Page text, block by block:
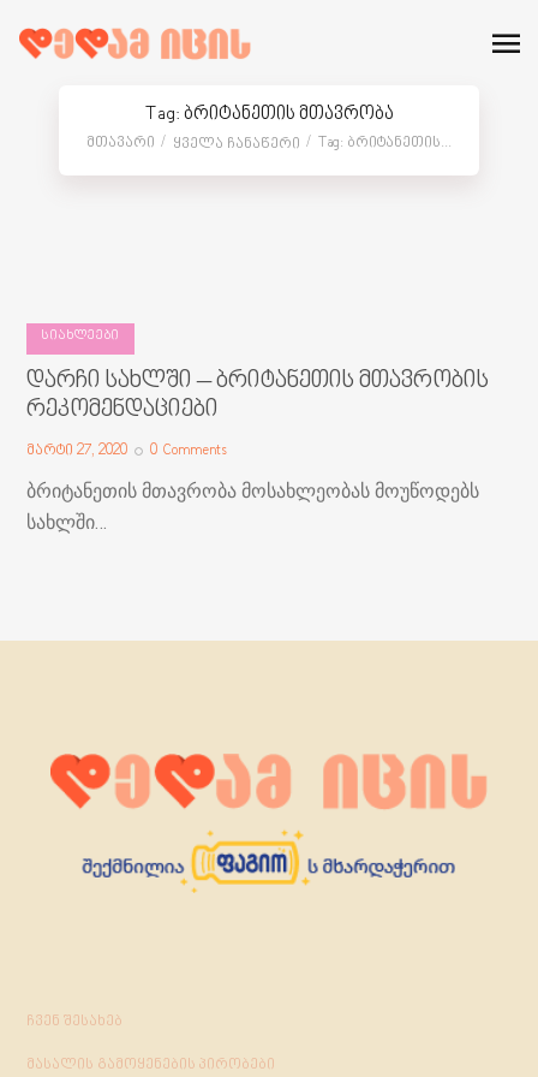
Tag: ბრიტანეთის მთავრობა
Მთავარი Ყველა Ჩანაწერი Tag: Ბრიტანეთის...
ᲡᲘᲐᲮᲚᲔᲔᲑᲘ
დარჩი სახლში – ბრიტანეთის მთავრობის
რეკომენდაციები
მარტი 27, 2020 0 Comments
ბრიტანეთის მთავრობა მოსახლეობას მოუწოდებს
სახლში…
ჩვენ შესახებ
მასალის გამოყენების პირობები